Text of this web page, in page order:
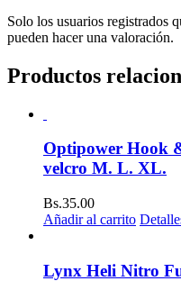
Solo los usuarios registrados
pueden hacer una valoración.
Productos
Optipower Hook
velcro M. L. XL.
Bs.35.00
Añadir al carrito
Lynx Heli Nitro